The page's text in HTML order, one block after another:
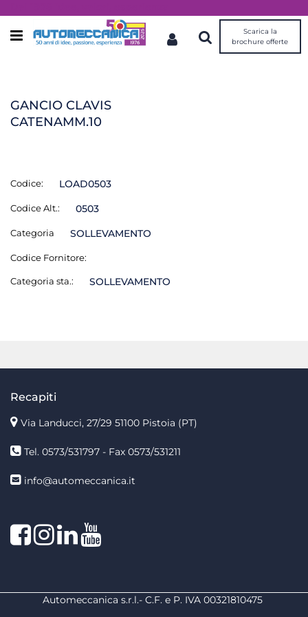
Open menu
Scarica la
brochure offerte
GANCIO CLAVIS
CATENAMM.10
Codice: LOAD0503
Codice Alt.: 0503
Categoria SOLLEVAMENTO
Codice Fornitore:
Categoria sta.: SOLLEVAMENTO
Recapiti
Via Landucci, 27/29 51100 Pistoia (PT)
Tel. 0573/531797 - Fax 0573/531211
info@automeccanica.it
FacebookInstagram
linkedin
Automeccanica s.r.l.- C.F. e P. IVA 00321810475